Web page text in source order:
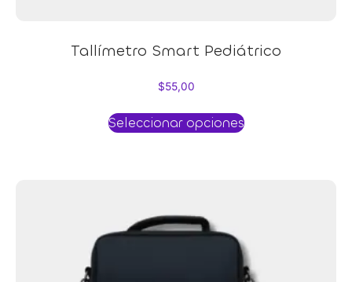
Tallímetro Smart Pediátrico
$55,00
Seleccionar opciones